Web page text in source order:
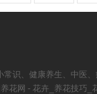
常识、健康养生、中医、
花网 - 花卉_养花技巧_